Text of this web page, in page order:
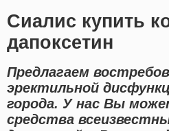
Сиалис купить
дапоксетин
Предлагаем
эректильной
города. У нас Вы
средства